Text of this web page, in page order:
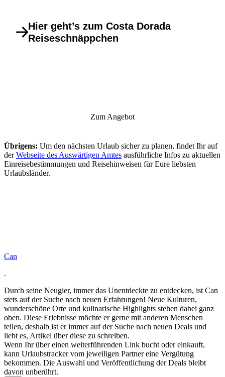
Hier geht’s zum Costa Dorada
Reiseschnäppchen
Zum Angebot
Übrigens: Um den nächsten Urlaub sicher zu planen, findet Ihr auf
derWebseite des Auswärtigen Amtes ausführliche Infos zu aktuellen
Einreisebestimmungen und Reisehinweisen für Eure liebsten
Urlaubsländer.
Can
.
Durch seine Neugier, immer das Unentdeckte zu entdecken, ist Can
stets auf der Suche nach neuen Erfahrungen! Neue Kulturen,
wunderschöne Orte und kulinarische Highlights stehen dabei ganz
oben. Diese Erlebnisse möchte er gerne mit anderen Menschen
teilen, deshalb ist er immer auf der Suche nach neuen Deals und
liebt es, Artikel über diese zu schreiben.
Wenn Ihr über einen weiterführenden Link bucht oder einkauft,
kann Urlaubstracker vom jeweiligen Partner eine Vergütung
bekommen. Die Auswahl und Veröffentlichung der Deals bleibt
davon unberührt.